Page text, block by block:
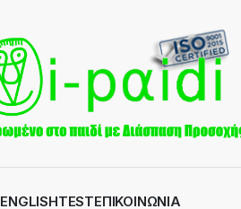
ENGLISHTESTΕΠΙΚΟΙΝΩΝΊΑ